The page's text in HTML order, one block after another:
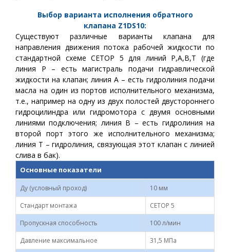
Выбор варианта исполнения обратного
клапана Z1DS10:
Существуют различные варианты клапана для
направления движения потока рабочей жидкости по
стандартной схеме CETOP 5 для линий Р,А,В,Т (где
линия Р – есть магистраль подачи гидравлической
жидкости на клапан; линия А – есть гидролиния подачи
масла на один из портов исполнительного механизма,
т.е., например на одну из двух полостей двустороннего
гидроцилиндра или гидромотора с двумя основными
линиями подключения; линия В – есть гидролиния на
второй порт этого же исполнительного механизма;
линия Т – гидролиния, связующая этот клапан с линией
слива в бак).
Основные показатели
Ду (условный проход)
10 мм
Стандарт монтажа
CETOP 5
Пропускная способность
100 л/мин
Давление максимальное
31,5 МПа